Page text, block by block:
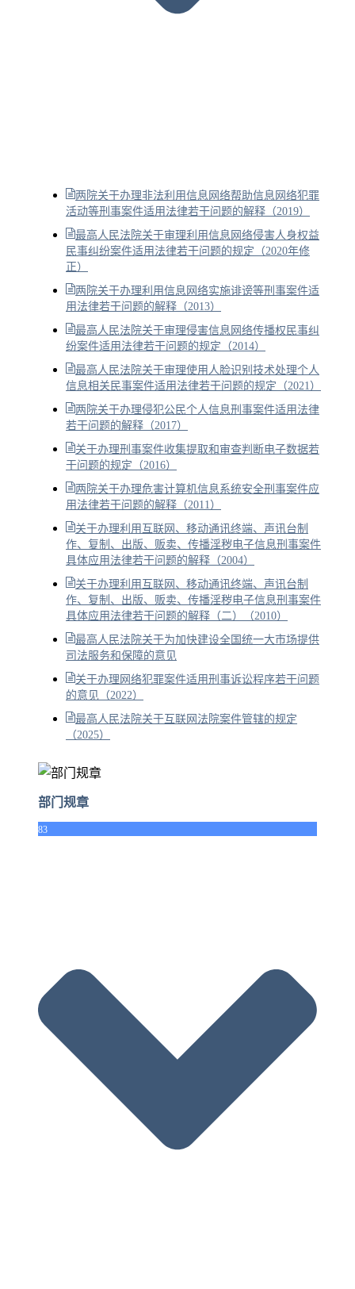
两院关于办理非法利用信息网络帮助信息网络犯罪
活动等刑事案件适用法律若干问题的解释（2019）
最高人民法院关于审理利用信息网络侵害人身权益
民事纠纷案件适用法律若干问题的规定（2020年修
正）
两院关于办理利用信息网络实施诽谤等刑事案件适
用法律若干问题的解释（2013）
最高人民法院关于审理侵害信息网络传播权民事纠
纷案件适用法律若干问题的规定（2014）
最高人民法院关于审理使用人脸识别技术处理个人
信息相关民事案件适用法律若干问题的规定（2021）
两院关于办理侵犯公民个人信息刑事案件适用法律
若干问题的解释（2017）
关于办理刑事案件收集提取和审查判断电子数据若
干问题的规定（2016）
两院关于办理危害计算机信息系统安全刑事案件应
用法律若干问题的解释（2011）
关于办理利用互联网、移动通讯终端、声讯台制
作、复制、出版、贩卖、传播淫秽电子信息刑事案件
具体应用法律若干问题的解释（2004）
关于办理利用互联网、移动通讯终端、声讯台制
作、复制、出版、贩卖、传播淫秽电子信息刑事案件
具体应用法律若干问题的解释（二）（2010）
最高人民法院关于为加快建设全国统一大市场提供
司法服务和保障的意见
关于办理网络犯罪案件适用刑事诉讼程序若干问题
的意见（2022）
最高人民法院关于互联网法院案件管辖的规定
（2025）
部门规章
83